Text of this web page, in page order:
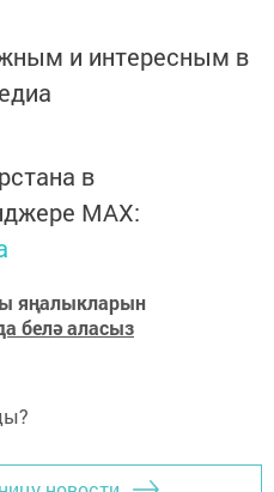
и интересным в
в
MАХ:
яңалыкларын
белә аласыз